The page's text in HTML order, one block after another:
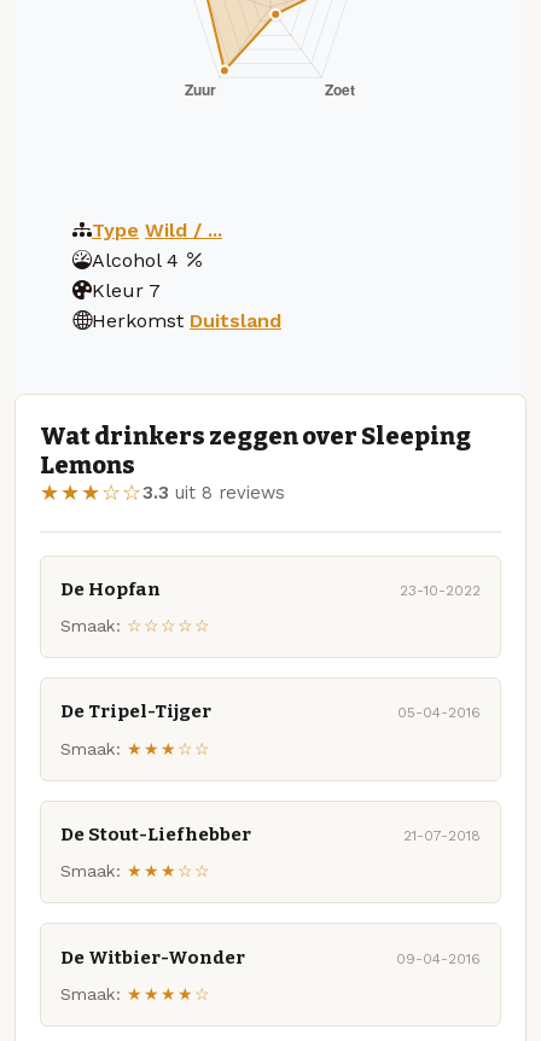
Type Wild / ...
Alcohol 4
Kleur 7
Herkomst Duitsland
Wat drinkers zeggen over Sleeping
Lemons
★★★☆☆3.3 uit 8 reviews
De Hopfan 23-10-2022
Smaak: ☆☆☆☆☆
De Tripel-Tijger 05-04-2016
Smaak: ★★★☆☆
De Stout-Liefhebber 21-07-2018
Smaak: ★★★☆☆
De Witbier-Wonder 09-04-2016
Smaak: ★★★★☆